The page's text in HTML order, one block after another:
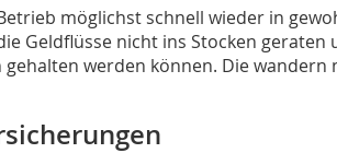
möglichst schnell wieder in
Geldflüsse nicht ins Stocken geraten
werden können. Die wandern